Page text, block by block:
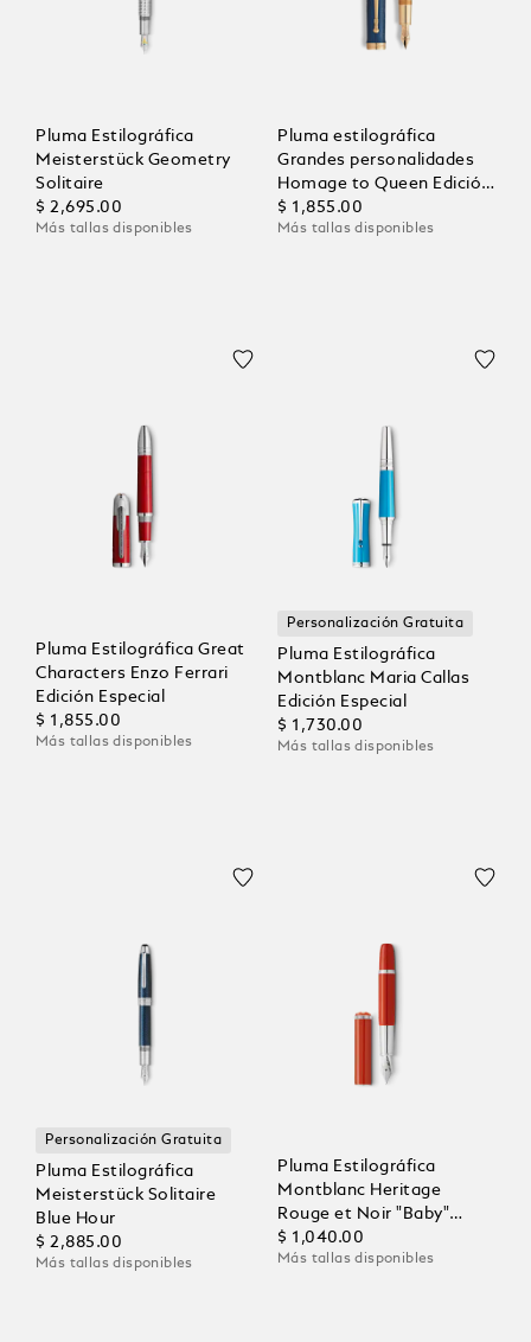
Pluma Estilográfica
Meisterstück Geometry
Solitaire
$ 2,695.00
Más tallas disponibles
Pluma estilográfica
Grandes personalidades
Homage to Queen Edición
Especial
$ 1,855.00
Más tallas disponibles
Pluma Estilográfica Great
Characters Enzo Ferrari
Edición Especial
$ 1,855.00
Más tallas disponibles
Personalización Gratuita
Pluma Estilográfica
Montblanc Maria Callas
Edición Especial
$ 1,730.00
Más tallas disponibles
Personalización Gratuita
Pluma Estilográfica
Meisterstück Solitaire
Blue Hour
$ 2,885.00
Más tallas disponibles
Pluma Estilográfica
Montblanc Heritage
Rouge et Noir "Baby"
Edición Especial Color
Coral
$ 1,040.00
Más tallas disponibles